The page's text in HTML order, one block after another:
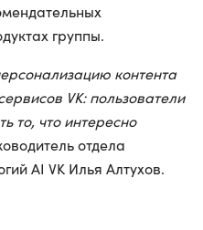
группы.
контента
VK: пользователи
то, что интересно
отдела
AI VK Илья Алтухов.